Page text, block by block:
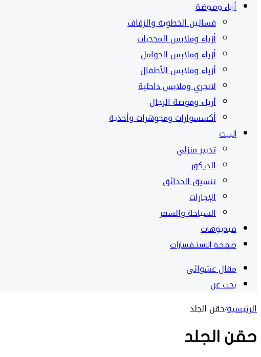
أزياء وموضة
فساتين الخطوبة والزفاف
أزياء وملابس المحجبات
أزياء وملابس الحوامل
أزياء وملابس الأطفال
لانجري وملابس داخلية
أزياء وموضة الرجال
أكسسوارات ومجوهرات وأحذية
البيت
تدبير منزلي
الديكور
تنسيق الحدائق
الإجازات
السياحة والسفر
فيديوهات
صفحة الاستفسارات
مقال عشوائي
بحث عن
الرئيسية/حقن الجلد
حقن الجلد